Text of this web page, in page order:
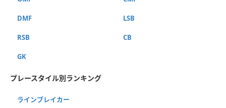
DMF LSB
RSB CB
GK
プレースタイル別ランキング
ラインブレイカー